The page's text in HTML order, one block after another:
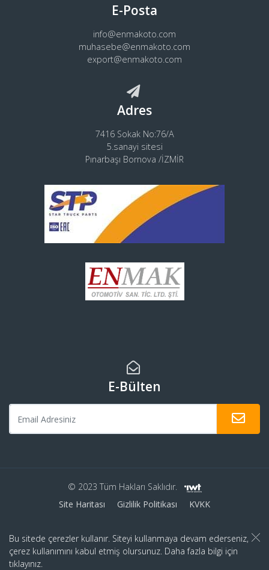
E-Posta
info@enmakoto.com
muhasebe@enmakoto.com
export@enmakoto.com
Adres
7416 Sokak No:76/A
5.sanayi sitesi
Pınarbaşı Bornova /İZMİR
E-Bülten
© 2023 Tüm Hakları Saklıdır.
Site Haritası
Gizlilik Politikası KVKK
Bu sitede çerezler kullanır. Siteyi kullanmaya devam ederseniz,
çerez kullanımını kabul etmiş olursunuz. Daha fazla bilgi için
tıklayınız.